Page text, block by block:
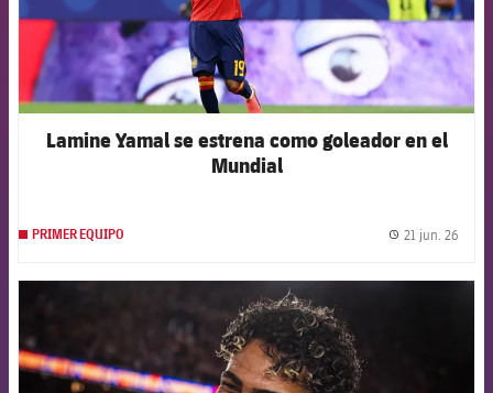
Lamine Yamal se estrena como goleador en el
Mundial
PRIMER EQUIPO 21 jun. 26
FCB Barcelona badge